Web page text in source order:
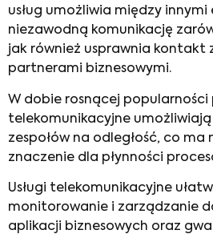
usług umożliwia między
niezawodną komunikację
jak również usprawnia kontakt
partnerami biznesowymi.
W dobie rosnącej popularności
telekomunikacyjne umożliwiają
zespołów na odległość, co
znaczenie dla płynności
Usługi telekomunikacyjne
monitorowanie i zarządzanie
aplikacji biznesowych oraz